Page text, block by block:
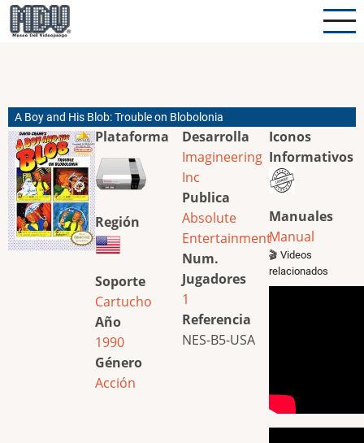
Pasar
al
A Boy and His Blob: Trouble on Blobolonia
Plataforma
Región
Soporte
Cartucho
Año
1990
Género
Acción
Desarrolla
Imagineering
Inc
Publica
Absolute
Entertainment
Num.
Jugadores
1
Referencia
NES-B5-USA
Iconos
Informativos
Manuales
Manual
🎬 Videos
relacionados